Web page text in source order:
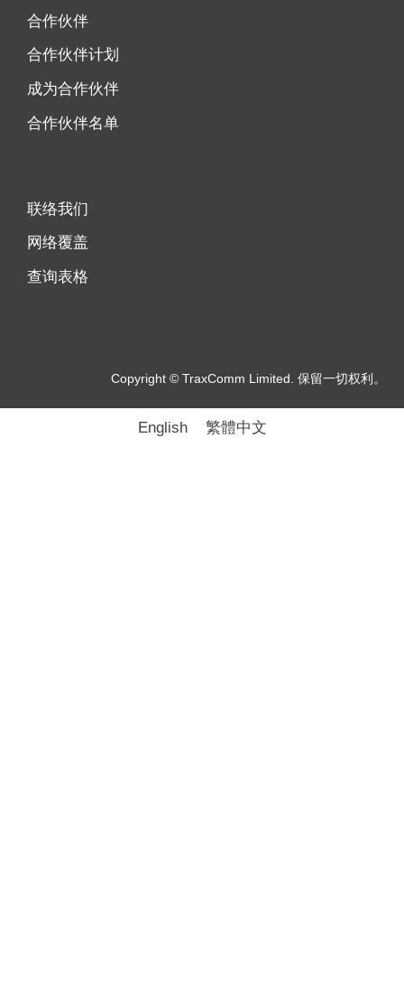
合作伙伴
合作伙伴计划
成为合作伙伴
合作伙伴名单
联络我们
网络覆盖
查询表格
Copyright © TraxComm Limited. 保留一切权利。
English 繁體中文